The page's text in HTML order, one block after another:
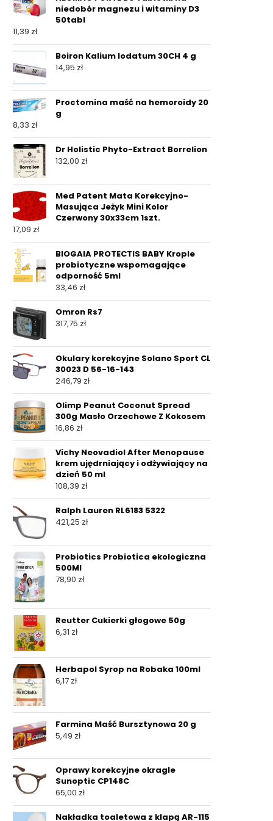
niedobór magnezu i witaminy D3
50tabl
11,39 zł
Boiron Kalium Iodatum 30CH 4 g
14,95 zł
Proctomina maść na hemoroidy 20
g
8,33 zł
Dr Holistic Phyto-Extract Borrelion
132,00 zł
Med Patent Mata Korekcyjno-
Masująca Jeżyk Mini Kolor
Czerwony 30x33cm 1szt.
17,09 zł
BIOGAIA PROTECTIS BABY Krople
probiotyczne wspomagające
odporność 5ml
33,46 zł
Omron Rs7
317,75 zł
Okulary korekcyjne Solano Sport CL
30023 D 56-16-143
246,79 zł
Olimp Peanut Coconut Spread
300g Masło Orzechowe Z Kokosem
16,86 zł
Vichy Neovadiol After Menopause
krem ujędrniający i odżywiający na
dzień 50 ml
108,39 zł
Ralph Lauren RL6183 5322
421,25 zł
Probiotics Probiotica ekologiczna
500Ml
78,90 zł
Reutter Cukierki głogowe 50g
6,31 zł
Herbapol Syrop na Robaka 100ml
6,17 zł
Farmina Maść Bursztynowa 20 g
5,49 zł
Oprawy korekcyjne okragle
Sunoptic CP148C
65,00 zł
Nakładka toaletowa z klapą AR-115